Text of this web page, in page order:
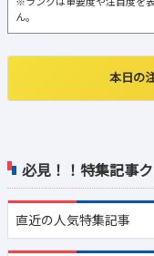
必見！！特集記事
直近の人気特集記事
ん。
本日の